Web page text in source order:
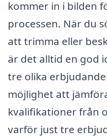
kommer in i bilden
processen. När du
att trimma eller
är det alltid en god
tre olika
möjlighet att
kvalifikationer från
varför just tre